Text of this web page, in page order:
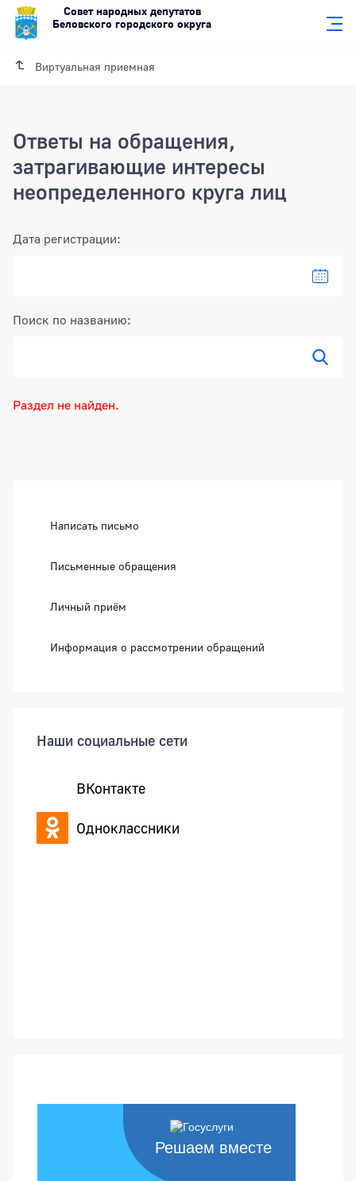
Совет народных депутатов
Беловского городского округа
Виртуальная приемная
Ответы на обращения,
затрагивающие интересы
неопределенного круга лиц
Дата регистрации:
Поиск по названию:
Раздел не найден.
Написать письмо
Письменные обращения
Личный приём
Информация о рассмотрении обращений
Наши социальные сети
ВКонтакте
Одноклассники
Решаем вместе